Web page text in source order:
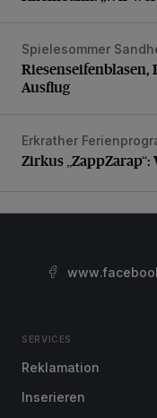
Riesenseifenblasen,
Spielesommer
Ausflug
Zirkus „ZappZarap“:
Erkrather
Zirkus
SERVICES
Reklamation
Inserieren